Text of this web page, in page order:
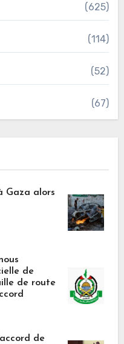
(625)
(114)
(52)
(67)
Gaza alors
de
de route
de